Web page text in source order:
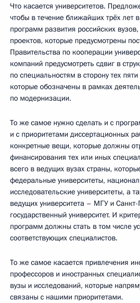
Что касается университетов.
чтобы в течение ближайших трёх лет
программ развития российских
проектов, которые предусмотрены
Правительства по кооперации
компаний предусмотреть сдвиг в
по специальностям в сторону тех
которые обозначены в рамках
по модернизации.
То же самое нужно сделать и с
и с приоритетами диссертационных
конкретные вещи, которые должны
финансирования тех или иных
всего в ведущих вузах страны,
федеральные университеты,
исследовательские университеты, а
ведущих университета – МГУ и Санкт-
государственный университет. И
программ должны стать в том числе
соответствующих специалистов.
То же самое касается привлечения
профессоров и иностранных
вузы и исследований, которые
связаны с нашими приоритетами.